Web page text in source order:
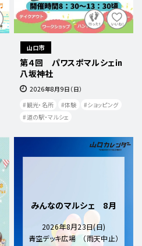
山口市
第４回 パワスポマルシェ㏌
八坂神社
2026年8月9日（日）
観光・名所
体験
ショッピング
道の駅・マルシェ
みんなのマルシェ 8月
2026年8月23日(日)
青空デッキ広場 （雨天中止）